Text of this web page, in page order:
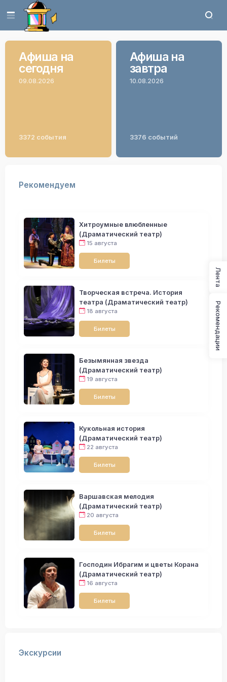
Афиша на
сегодня
09.08.2026
3372 события
Афиша на
завтра
10.08.2026
3376 событий
Рекомендуем
Хитроумные влюбленные
(Драматический театр)
15 августа
Билеты
Творческая встреча. История
театра (Драматический театр)
18 августа
Билеты
Безымянная звезда
(Драматический театр)
19 августа
Билеты
Кукольная история
(Драматический театр)
22 августа
Билеты
Варшавская мелодия
(Драматический театр)
20 августа
Билеты
Господин Ибрагим и цветы Корана
(Драматический театр)
16 августа
Билеты
Экскурсии
Лента
Рекомендации